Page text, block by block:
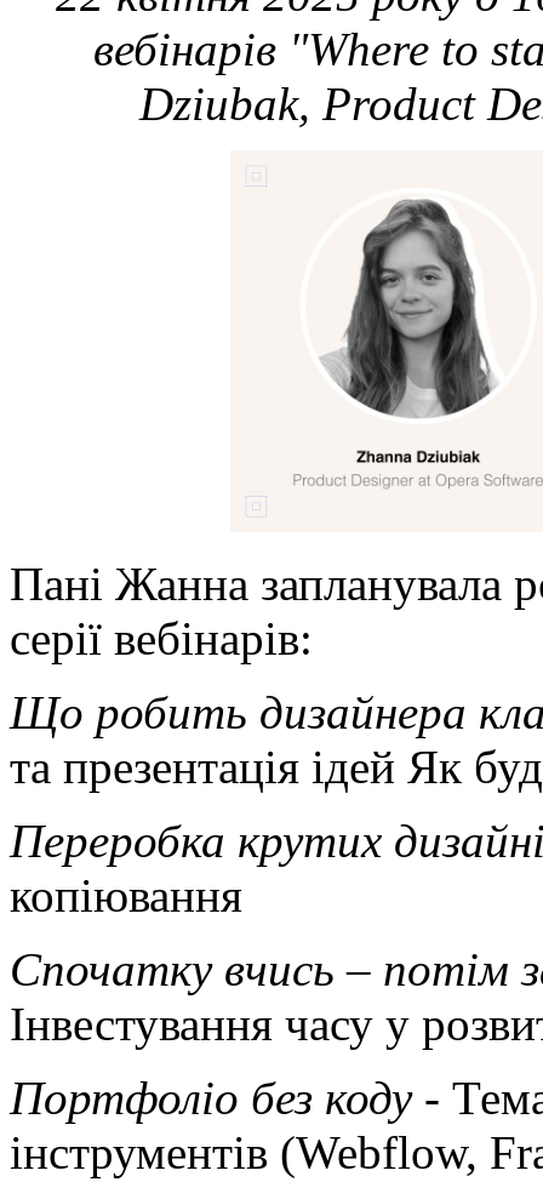
вебінарів "Where to
Dziubak, Product
Пані Жанна запланувала
серії вебінарів:
Що робить дизайнера
та презентація ідей Як
Переробка крутих
копіювання
Спочатку вчись – потім
Інвестування часу у
Портфоліо без коду -
інструментів (Webflow,